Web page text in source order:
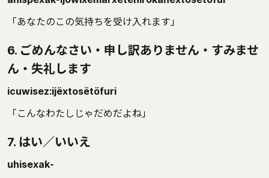
「あなたのこの気持ちを受け入れます」
6. ごめんなさい・申し訳ありません・すみませ
ん・失礼します
icuwisez:ijëxtosëtöfuri
「こんなわたしじゃだめだよね」
7. はい／いいえ
uhisexak-